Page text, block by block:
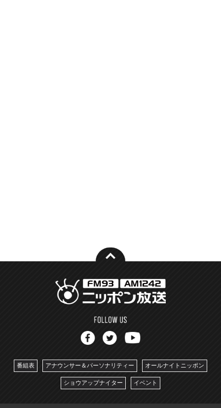
番組表 アナウンサー＆パーソナリティー オールナイトニッポン
ショウアップナイター イベント